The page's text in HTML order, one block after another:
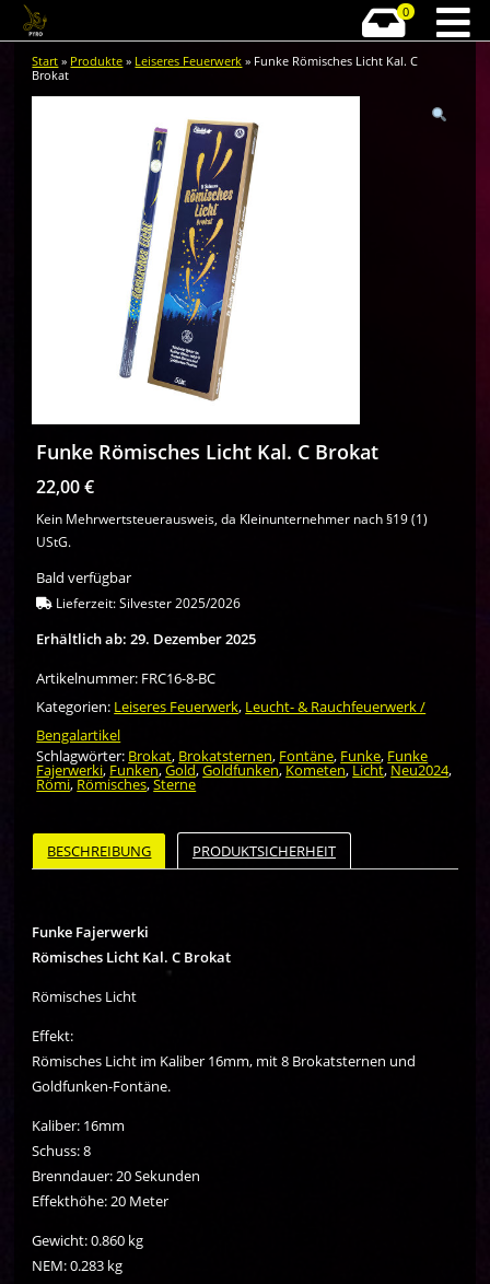
0
Start » Produkte » Leiseres Feuerwerk » Funke Römisches Licht Kal. C
Brokat
Funke Römisches Licht Kal. C Brokat
22,00€
Kein Mehrwertsteuerausweis, da Kleinunternehmer nach §19 (1)
UStG.
Bald verfügbar
Lieferzeit:Silvester 2025/2026
Erhältlich ab: 29. Dezember 2025
Artikelnummer: FRC16-8-BC
Kategorien: Leiseres Feuerwerk, Leucht- & Rauchfeuerwerk /
Bengalartikel
Schlagwörter: Brokat, Brokatsternen, Fontäne, Funke, Funke
Fajerwerki, Funken,Gold,Goldfunken,Kometen,Licht,Neu2024,
Römi,Römisches,Sterne
BESCHREIBUNG PRODUKTSICHERHEIT
Funke Fajerwerki
Römisches Licht Kal. C Brokat
Römisches Licht
Effekt:
Römisches Licht im Kaliber 16mm, mit 8 Brokatsternen und
Goldfunken-Fontäne.
Kaliber: 16mm
Schuss: 8
Brenndauer: 20 Sekunden
Effekthöhe: 20 Meter
Gewicht: 0.860 kg
NEM: 0.283 kg